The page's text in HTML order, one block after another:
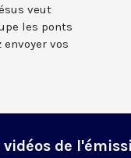
veut
les ponts
envoyer vos
de